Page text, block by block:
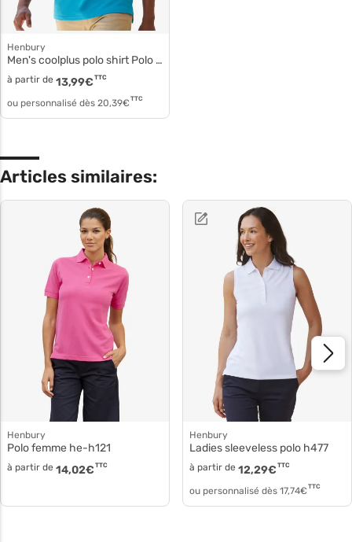
Henbury
Men's coolplus polo shirt Polo polyester micro piqué h475
à partir de 13,99€ TTC
ou personnalisé dès 20,39€ TTC
Articles similaires:
Henbury
Polo femme he-h121
à partir de 14,02€ TTC
Henbury
Ladies sleeveless polo h477
à partir de 12,29€ TTC
ou personnalisé dès 17,74€ TTC